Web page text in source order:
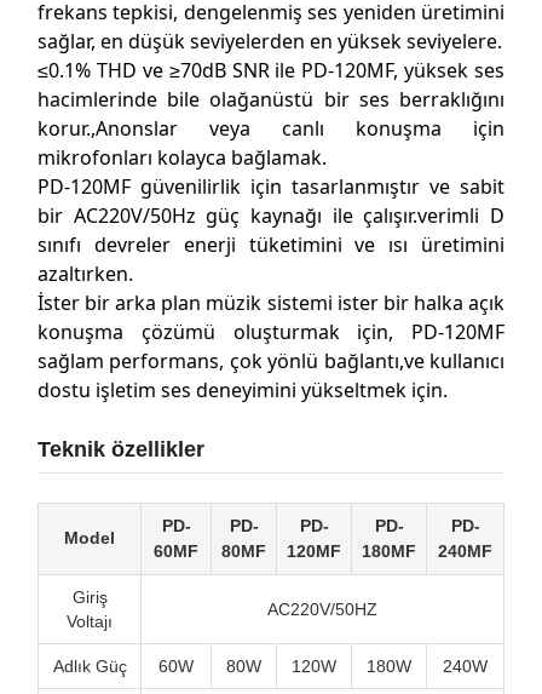
frekans tepkisi, dengelenmiş ses yeniden üretimini
sağlar, en düşük seviyelerden en yüksek seviyelere.
≤0.1% THD ve ≥70dB SNR ile PD-120MF, yüksek ses
hacimlerinde bile olağanüstü bir ses berraklığını
korur.,Anonslar veya canlı konuşma için
mikrofonları kolayca bağlamak.
PD-120MF güvenilirlik için tasarlanmıştır ve sabit
bir AC220V/50Hz güç kaynağı ile çalışır.verimli D
sınıfı devreler enerji tüketimini ve ısı üretimini
azaltırken.
İster bir arka plan müzik sistemi ister bir halka açık
konuşma çözümü oluşturmak için, PD-120MF
sağlam performans, çok yönlü bağlantı,ve kullanıcı
dostu işletim ses deneyimini yükseltmek için.
Teknik özellikler
Model
PD-
60MF
PD-
80MF
PD-
120MF
PD-
180MF
PD-
240MF
Giriş
Voltajı
AC220V/50HZ
Adlık Güç 60W 80W 120W 180W 240W